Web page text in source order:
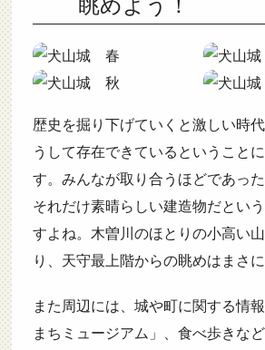
眺めよう！
歴史を掘り下げていくと激しい時
うして存在できているということ
す。みんなが取り合うほどであった
それだけ素晴らしい建造物だとい
すよね。木曽川のほとりの小高い
り、天守最上階からの眺めはまさに
また周辺には、城や町に関する情
まちミュージアム」、食べ歩きな